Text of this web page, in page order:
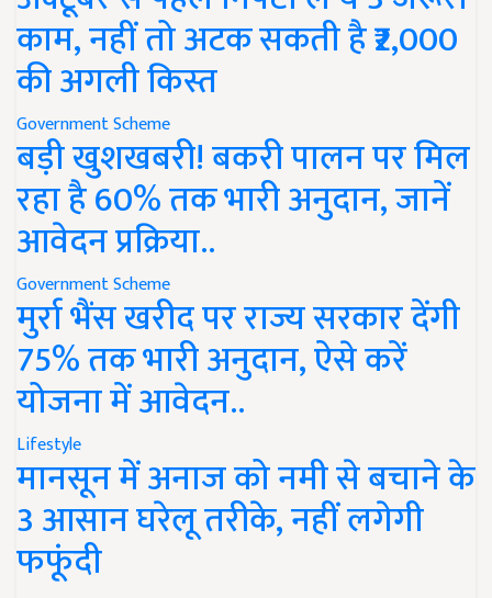
काम, नहीं तो अटक सकती है ₹2,000
की अगली किस्त
Government Scheme
बड़ी खुशखबरी! बकरी पालन पर मिल
रहा है 60% तक भारी अनुदान, जानें
आवेदन प्रक्रिया..
Government Scheme
मुर्रा भैंस खरीद पर राज्य सरकार देंगी
75% तक भारी अनुदान, ऐसे करें
योजना में आवेदन..
Lifestyle
मानसून में अनाज को नमी से बचाने के
3 आसान घरेलू तरीके, नहीं लगेगी
फफूंदी